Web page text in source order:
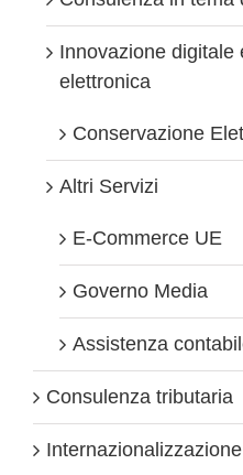
Innovazione digitale
elettronica
Conservazione
Altri Servizi
E-Commerce UE
Governo Media
Assistenza
Consulenza tributaria
Internazionalizzazione